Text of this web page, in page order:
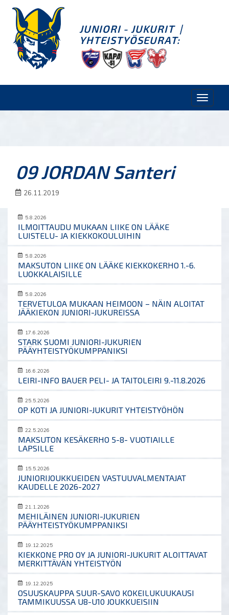
JUNIORI - JUKURIT |
YHTEISTYÖSEURAT:
Toggle
09 JORDAN Santeri
26.11.2019
5.8.2026
ILMOITTAUDU MUKAAN LIIKE ON LÄÄKE
LUISTELU- JA KIEKKOKOULUIHIN
5.8.2026
MAKSUTON LIIKE ON LÄÄKE KIEKKOKERHO 1.-6.
LUOKKALAISILLE
5.8.2026
TERVETULOA MUKAAN HEIMOON – NÄIN ALOITAT
JÄÄKIEKON JUNIORI-JUKUREISSA
17.6.2026
STARK SUOMI JUNIORI-JUKURIEN
PÄÄYHTEISTYÖKUMPPANIKSI
16.6.2026
LEIRI-INFO BAUER PELI- JA TAITOLEIRI 9.-11.8.2026
25.5.2026
OP KOTI JA JUNIORI-JUKURIT YHTEISTYÖHÖN
22.5.2026
MAKSUTON KESÄKERHO 5-8- VUOTIAILLE
LAPSILLE
15.5.2026
JUNIORIJOUKKUEIDEN VASTUUVALMENTAJAT
KAUDELLE 2026-2027
21.1.2026
MEHILÄINEN JUNIORI-JUKURIEN
PÄÄYHTEISTYÖKUMPPANIKSI
19.12.2025
KIEKKONE PRO OY JA JUNIORI-JUKURIT ALOITTAVAT
MERKITTÄVÄN YHTEISTYÖN
19.12.2025
OSUUSKAUPPA SUUR-SAVO KOKEILUKUUKAUSI
TAMMIKUUSSA U8-U10 JOUKKUEISIIN